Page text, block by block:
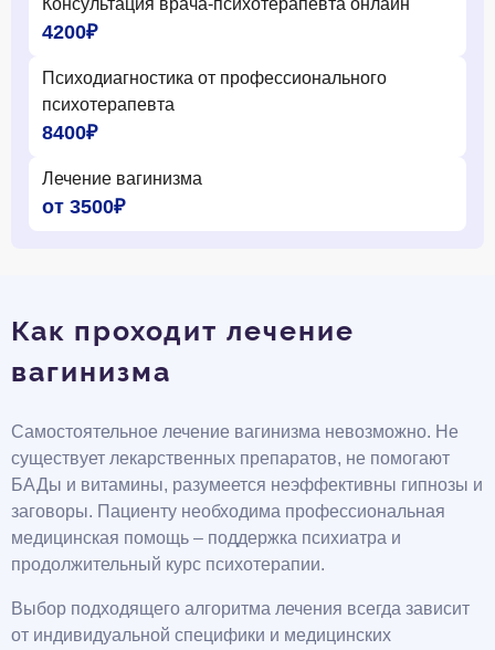
4200₽
Психодиагностика от профессионального
психотерапевта
8400₽
Лечение вагинизма
от 3500₽
Как проходит лечение
вагинизма
Самостоятельное лечение вагинизма невозможно. Не
существует лекарственных препаратов, не помогают
БАДы и витамины, разумеется неэффективны гипнозы и
заговоры. Пациенту необходима профессиональная
медицинская помощь – поддержка психиатра и
продолжительный курс психотерапии.
Выбор подходящего алгоритма лечения всегда зависит
от индивидуальной специфики и медицинских